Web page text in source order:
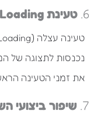
6. טעינת Lazy Loading
נכנסות לתצוגה של
את זמני הטעינה
7. שיפור ביצועי